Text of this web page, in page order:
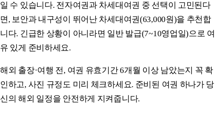
일 수 있습니다. 전자여권과 차세대여권 중 선택이 고민된다
면, 보안과 내구성이 뛰어난 차세대여권(63,000원)을 추천합
니다. 긴급한 상황이 아니라면 일반 발급(7~10영업일)으로 여
유 있게 준비하세요.
해외 출장·여행 전, 여권 유효기간 6개월 이상 남았는지 꼭 확
인하고, 사진 규정도 미리 체크하세요. 준비된 여권 하나가 당
신의 해외 일정을 안전하게 지켜줍니다.